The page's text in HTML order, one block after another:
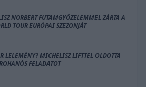
NORBERT FUTAMGYŐZELEMMEL ZÁRTA A
TOUR EURÓPAI SZEZONJÁT
LELEMÉNY? MICHELISZ LIFTTEL OLDOTTA
FELADATOT